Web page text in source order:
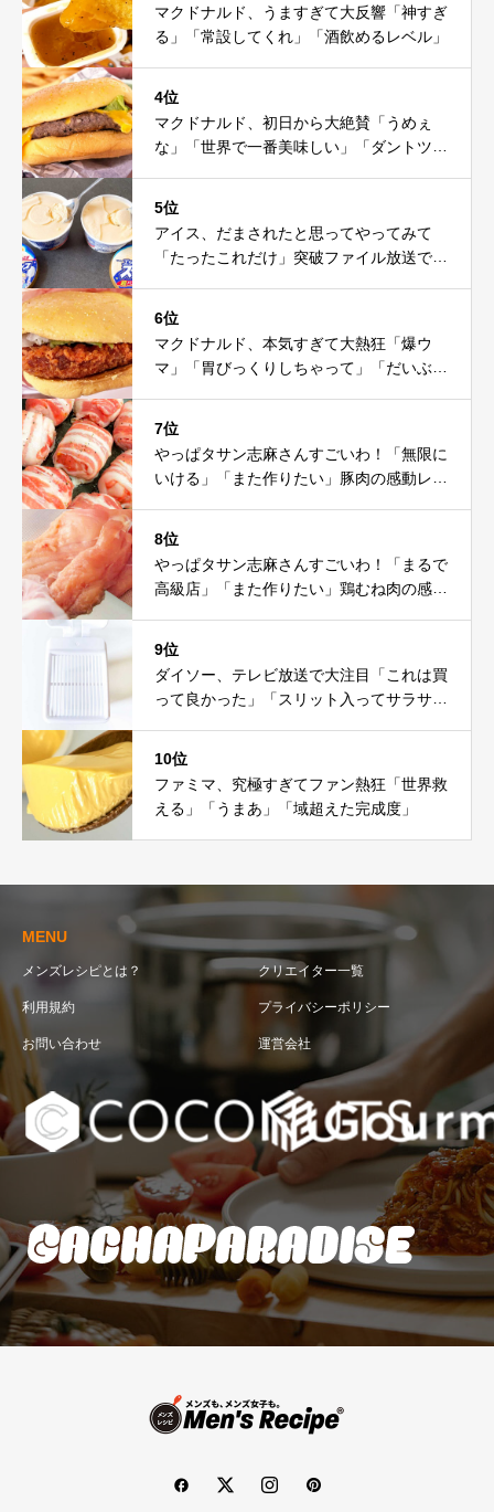
マクドナルド、うますぎて大反響「神すぎ
る」「常設してくれ」「酒飲めるレベル」
4位
マクドナルド、初日から大絶賛「うめぇ
な」「世界で一番美味しい」「ダントツ」
5位
アイス、だまされたと思ってやってみて
「たったこれだけ」突破ファイル放送で大
6位
マクドナルド、本気すぎて大熱狂「爆ウ
マ」「胃びっくりしちゃって」「だいぶ攻
7位
やっぱタサン志麻さんすごいわ！「無限に
いける」「また作りたい」豚肉の感動レシ
8位
やっぱタサン志麻さんすごいわ！「まるで
高級店」「また作りたい」鶏むね肉の感動
9位
ダイソー、テレビ放送で大注目「これは買
って良かった」「スリット入ってサラサ
10位
ファミマ、究極すぎてファン熱狂「世界救
える」「うまあ」「域超えた完成度」
MENU
メンズレシピとは？ クリエイター一覧
利用規約 プライバシーポリシー
お問い合わせ 運営会社